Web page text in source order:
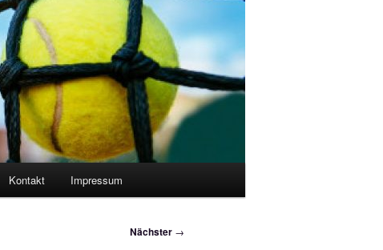
Kontakt Impressum
Nächster →